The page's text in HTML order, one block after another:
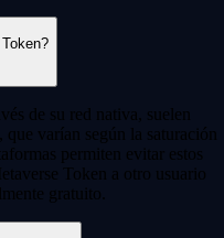
de su red nativa, suelen
que varían según la saturación
permiten evitar estos
Token a otro usuario
gratuito.